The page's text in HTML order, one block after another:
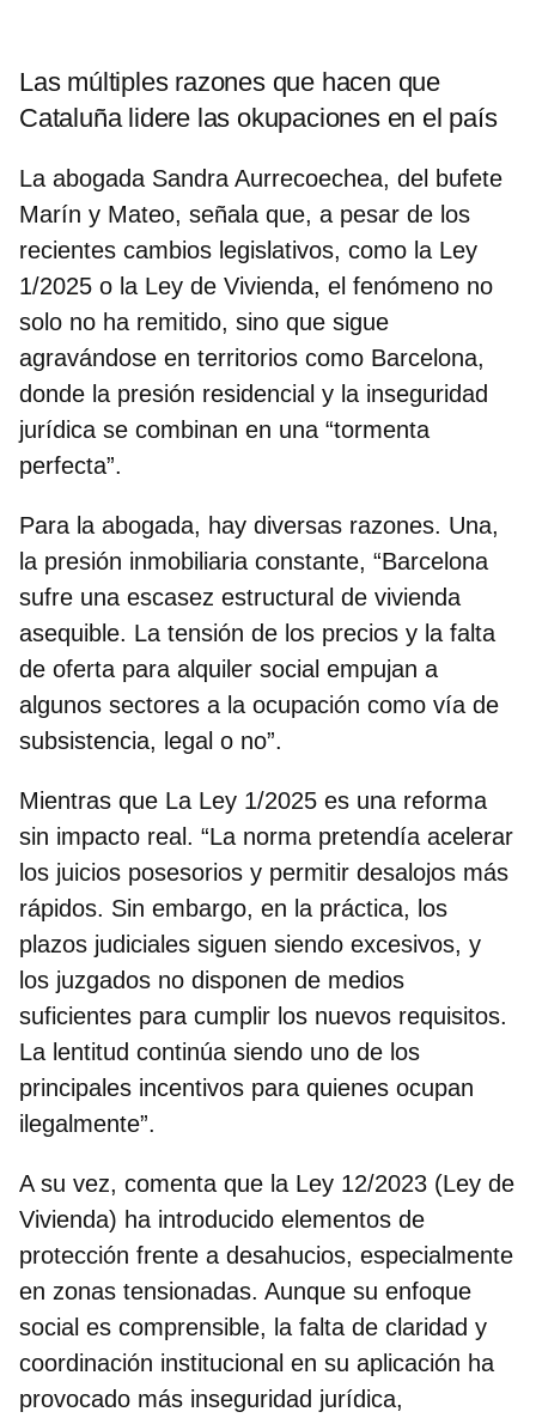
Las múltiples razones que hacen que
Cataluña lidere las okupaciones en el país
La abogada Sandra Aurrecoechea, del bufete
Marín y Mateo, señala que, a pesar de los
recientes cambios legislativos, como la Ley
1/2025 o la Ley de Vivienda, el fenómeno no
solo no ha remitido, sino que sigue
agravándose en territorios como Barcelona,
donde la presión residencial y la inseguridad
jurídica se combinan en una “tormenta
perfecta”.
Para la abogada, hay diversas razones. Una,
la presión inmobiliaria constante, “Barcelona
sufre una escasez estructural de vivienda
asequible. La tensión de los precios y la falta
de oferta para alquiler social empujan a
algunos sectores a la ocupación como vía de
subsistencia, legal o no”.
Mientras que La Ley 1/2025 es una reforma
sin impacto real. “La norma pretendía acelerar
los juicios posesorios y permitir desalojos más
rápidos. Sin embargo, en la práctica, los
plazos judiciales siguen siendo excesivos, y
los juzgados no disponen de medios
suficientes para cumplir los nuevos requisitos.
La lentitud continúa siendo uno de los
principales incentivos para quienes ocupan
ilegalmente”.
A su vez, comenta que la Ley 12/2023 (Ley de
Vivienda) ha introducido elementos de
protección frente a desahucios, especialmente
en zonas tensionadas. Aunque su enfoque
social es comprensible, la falta de claridad y
coordinación institucional en su aplicación ha
provocado más inseguridad jurídica,